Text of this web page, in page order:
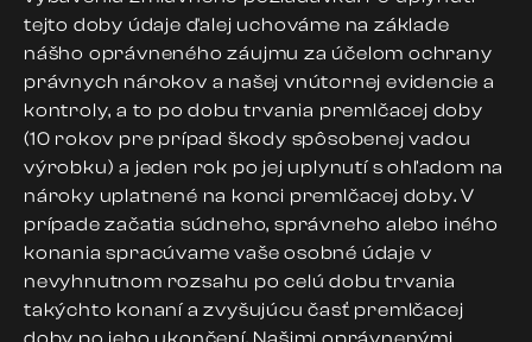
tejto doby údaje ďalej uchováme na základe
nášho oprávneného záujmu za účelom ochrany
právnych nárokov a našej vnútornej evidencie a
kontroly, a to po dobu trvania premlčacej doby
(10 rokov pre prípad škody spôsobenej vadou
výrobku) a jeden rok po jej uplynutí s ohľadom na
nároky uplatnené na konci premlčacej doby. V
prípade začatia súdneho, správneho alebo iného
konania spracúvame vaše osobné údaje v
nevyhnutnom rozsahu po celú dobu trvania
takýchto konaní a zvyšujúcu časť premlčacej